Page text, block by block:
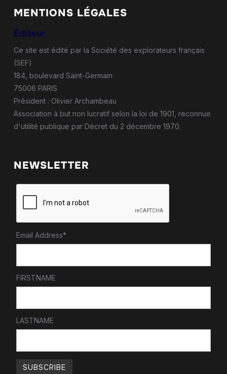
MENTIONS LÉGALES
Éditeur
Ce site est édité par la Société des explorateurs français
(SEF)
184, boulevard Saint-Germain
75006 PARIS
Président : Olivier Archambeau
Association à but non lucratif selon la loi de 1901, reconnue
d'utilité publique par Décret du 2 décembre 1970.
NEWSLETTER
Email Address*
FIRSTNAME
LASTNAME